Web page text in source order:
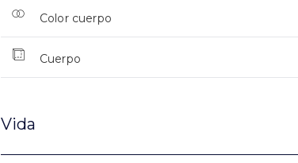
Color cuerpo
Cuerpo
Vida